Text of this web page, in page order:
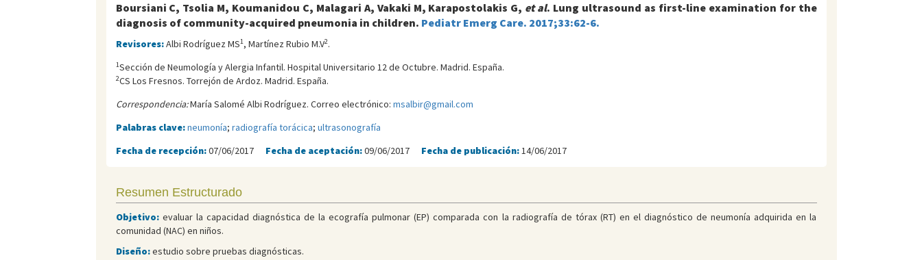
Boursiani C, Tsolia M, Koumanidou C, Malagari A, Vakaki M, Karapostolakis G, et al. Lung ultrasound as first-line examination for the
diagnosis of community-acquired pneumonia in children. Pediatr Emerg Care. 2017;33:62-6.
Revisores:Albi Rodríguez MS1, Martínez Rubio M.V2.
1Sección de Neumología y Alergia Infantil. Hospital Universitario 12 de Octubre. Madrid. España.
2CS Los Fresnos. Torrejón de Ardoz. Madrid. España.
Correspondencia:María Salomé Albi Rodríguez. Correo electrónico: msalbir@gmail.com
Palabras clave:neumonía; radiografía torácica; ultrasonografía
Fecha de recepción:07/06/2017 Fecha de aceptación:09/06/2017 Fecha de publicación:14/06/2017
Resumen Estructurado
Objetivo:evaluar la capacidad diagnóstica de la ecografía pulmonar (EP) comparada con la radiografía de tórax (RT) en el diagnóstico de neumonía adquirida en la
comunidad (NAC) en niños.
Diseño:estudio sobre pruebas diagnósticas.